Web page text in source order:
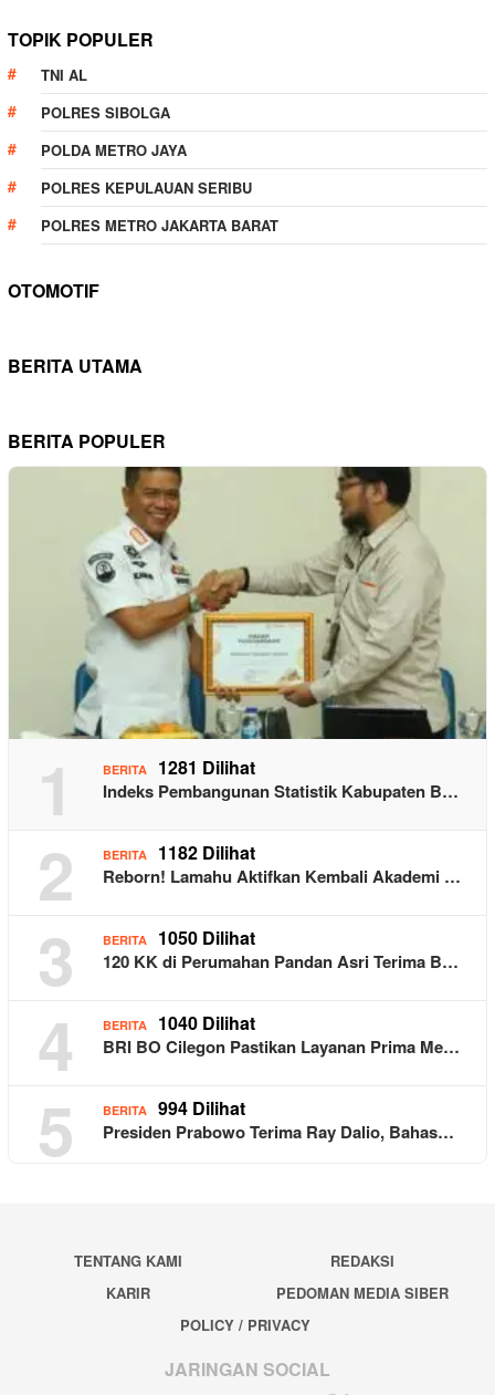
TOPIK POPULER
TNI AL
POLRES SIBOLGA
POLDA METRO JAYA
POLRES KEPULAUAN SERIBU
POLRES METRO JAKARTA BARAT
OTOMOTIF
BERITA UTAMA
BERITA POPULER
1 BERITA 1281 Dilihat
Indeks Pembangunan Statistik Kabupaten B…
2 BERITA 1182 Dilihat
Reborn! Lamahu Aktifkan Kembali Akademi …
3 BERITA 1050 Dilihat
120 KK di Perumahan Pandan Asri Terima B…
4 BERITA 1040 Dilihat
BRI BO Cilegon Pastikan Layanan Prima Me…
5 BERITA 994 Dilihat
Presiden Prabowo Terima Ray Dalio, Bahas…
TENTANG KAMI
REDAKSI
KARIR
PEDOMAN MEDIA SIBER
POLICY / PRIVACY
JARINGAN SOCIAL